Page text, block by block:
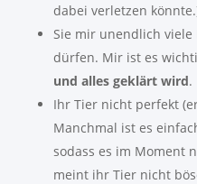
dabei verletzen
Sie mir unendlich
dürfen. Mir ist es
und alles geklärt wird.
Ihr Tier nicht perfekt
Manchmal ist es
sodass es im Moment
meint ihr Tier nicht